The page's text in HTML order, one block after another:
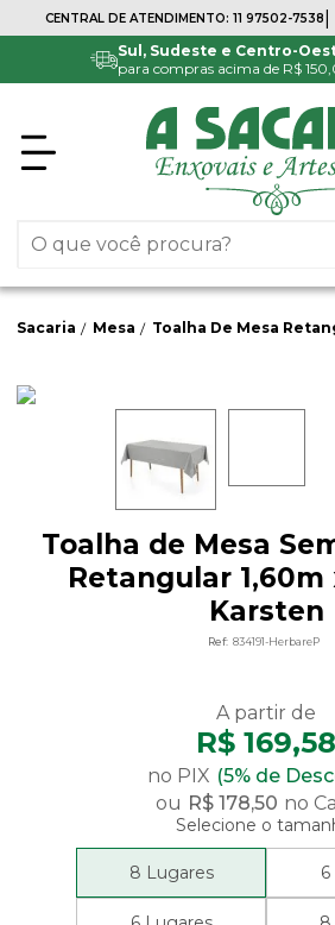
CENTRAL DE ATENDIMENTO: 11 97502-7538
Sul, Sudeste e Centro-
para compras acima de R$
Sacaria Mesa Toalha De Mesa
Toalha de Mesa
Retangular 1,60m
Karsten
Ref: 834191-HerbareP
R$ 169,58
no PIX (5% de
ou R$ 178,50 no
Selecione o
8 Lugares